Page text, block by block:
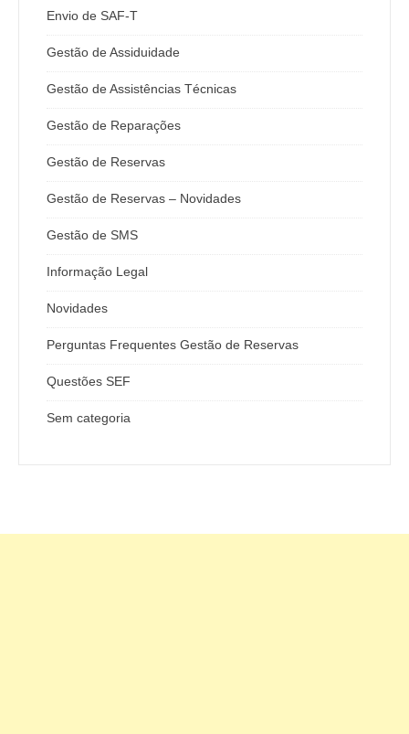
Envio de SAF-T
Gestão de Assiduidade
Gestão de Assistências Técnicas
Gestão de Reparações
Gestão de Reservas
Gestão de Reservas – Novidades
Gestão de SMS
Informação Legal
Novidades
Perguntas Frequentes Gestão de Reservas
Questões SEF
Sem categoria